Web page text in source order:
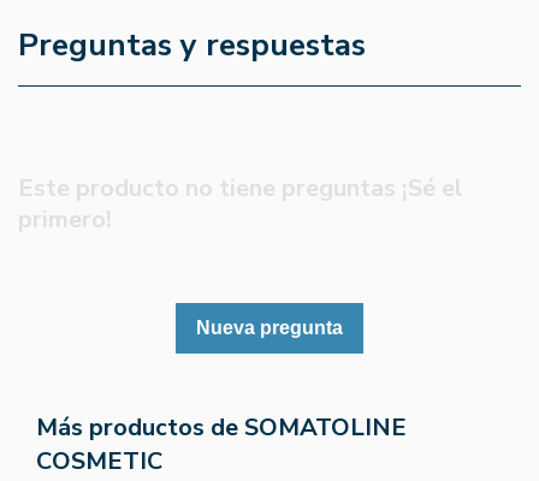
Preguntas y respuestas
Este producto no tiene preguntas ¡Sé el
primero!
Nueva pregunta
Más productos de SOMATOLINE
COSMETIC